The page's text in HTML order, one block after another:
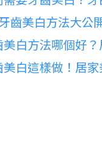
齒美白方法大公
美白方法哪個好
美白這樣做！居